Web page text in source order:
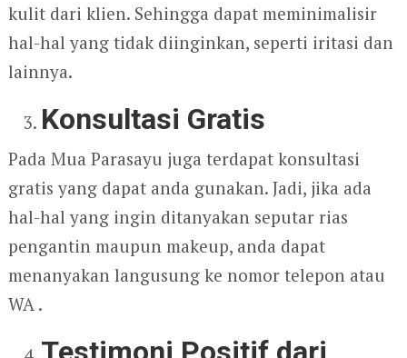
kulit dari klien. Sehingga dapat meminimalisir
hal-hal yang tidak diinginkan, seperti iritasi dan
lainnya.
Konsultasi Gratis
Pada Mua Parasayu juga terdapat konsultasi
gratis yang dapat anda gunakan. Jadi, jika ada
hal-hal yang ingin ditanyakan seputar rias
pengantin maupun makeup, anda dapat
menanyakan langusung ke nomor telepon atau
WA .